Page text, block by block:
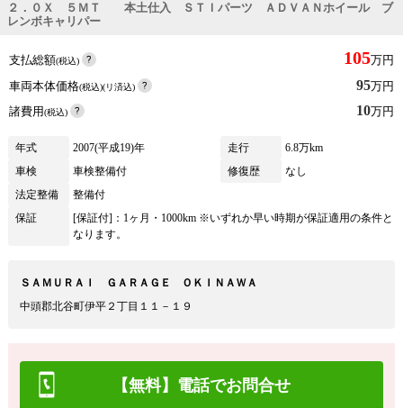
２．０Ｘ ５ＭＴ 本土仕入 ＳＴＩパーツ ＡＤＶＡＮホイール ブ
レンボキャリパー
支払総額(税込) 105万円
車両本体価格(税込)(リ済込) 95万円
諸費用(税込) 10万円
年式 2007(平成19)年 走行
6.8万km
車検
車検整備付 修復歴
なし
法定整備
整備付
保証
[保証付]：1ヶ月・1000km ※いずれか早い時期が保証適用の条件と
なります。
ＳＡＭＵＲＡＩ ＧＡＲＡＧＥ ＯＫＩＮＡＷＡ
中頭郡北谷町伊平２丁目１１－１９
【無料】電話でお問合せ